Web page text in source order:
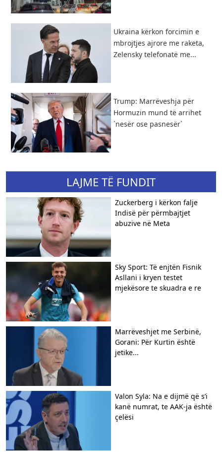
Ukraina kërkon forcimin e
mbrojtjes ajrore me raketa,
Zelensky telefonatë me...
Trump: Marrëveshja për
Hormuzin mund të arrihet
`nesër ose pasnesër`
LAJME TË FUNDIT
Zuckerberg i kërkon falje
Indisë për përmbajtjet
abuzive në Meta
Sky Sport: Të enjtën Fisnik
Asllani i kryen testet
mjekësore te skuadra e re
Marrëveshjet me Serbinë,
Gorani: Për Kurtin është
jetike...
Valon Syla: Na e dijmë që s’i
kanë numrat, te AAK-ja është
çelësi